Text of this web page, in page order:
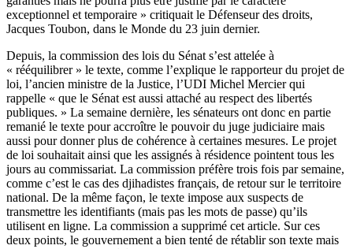
exceptionnel et temporaire » critiquait le Défenseur des droits,
Jacques Toubon, dans le Monde du 23 juin dernier.
Depuis, la commission des lois du Sénat s’est attelée à
« rééquilibrer » le texte, comme l’explique le rapporteur du projet de
loi, l’ancien ministre de la Justice, l’UDI Michel Mercier qui
rappelle « que le Sénat est aussi attaché au respect des libertés
publiques. » La semaine dernière, les sénateurs ont donc en partie
remanié le texte pour accroître le pouvoir du juge judiciaire mais
aussi pour donner plus de cohérence à certaines mesures. Le projet
de loi souhaitait ainsi que les assignés à résidence pointent tous les
jours au commissariat. La commission préfère trois fois par semaine,
comme c’est le cas des djihadistes français, de retour sur le territoire
national. De la même façon, le texte impose aux suspects de
transmettre les identifiants (mais pas les mots de passe) qu’ils
utilisent en ligne. La commission a supprimé cet article. Sur ces
deux points, le gouvernement a bien tenté de rétablir son texte mais